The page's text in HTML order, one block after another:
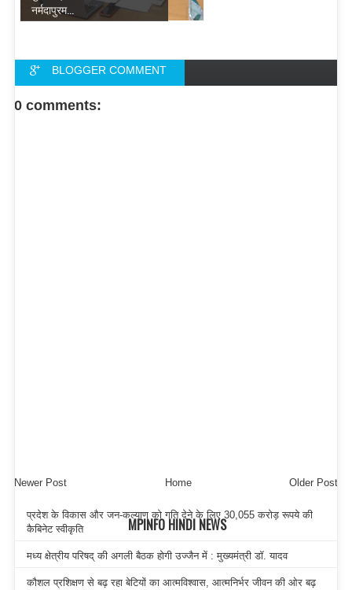
नर्मदापुरम...
BLOGGER COMMENT
FACEBOOK COMMENT
0 comments:
Newer Post Older Post
Home
MPINFO HINDI NEWS
प्रदेश के विकास और जन-कल्याण को गति देने के लिए 30,055 करोड़ रूपये की
कैबिनेट स्वीकृति
मध्य क्षेत्रीय परिषद् की अगली बैठक होगी उज्जैन में : मुख्यमंत्री डॉ. यादव
कौशल प्रशिक्षण से बढ़ रहा बेटियों का आत्मविश्वास, आत्मनिर्भर जीवन की ओर बढ़